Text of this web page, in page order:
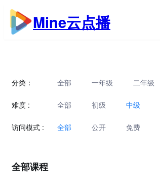
跳
至
内
Mine云点播
分类： 全部 一年级 二年级
难度 : 全部 初级 中级
访问模式 : 全部 公开 免费
全部课程